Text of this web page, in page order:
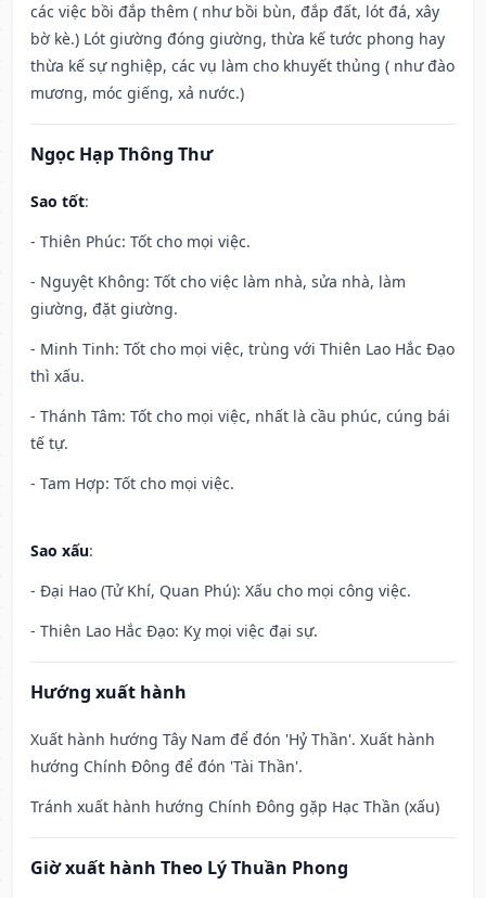
các việc bồi đắp thêm ( như bồi bùn, đắp đất, lót đá, xây
bờ kè.) Lót giường đóng giường, thừa kế tước phong hay
thừa kế sự nghiệp, các vụ làm cho khuyết thủng ( như đào
mương, móc giếng, xả nước.)
Ngọc Hạp Thông Thư
Sao tốt:
- Thiên Phúc: Tốt cho mọi việc.
- Nguyệt Không: Tốt cho việc làm nhà, sửa nhà, làm
giường, đặt giường.
- Minh Tinh: Tốt cho mọi việc, trùng với Thiên Lao Hắc Đạo
thì xấu.
- Thánh Tâm: Tốt cho mọi việc, nhất là cầu phúc, cúng bái
tế tự.
- Tam Hợp: Tốt cho mọi việc.
Sao xấu:
- Đại Hao (Tử Khí, Quan Phú): Xấu cho mọi công việc.
- Thiên Lao Hắc Đạo: Kỵ mọi việc đại sự.
Hướng xuất hành
Xuất hành hướng Tây Nam để đón 'Hỷ Thần'. Xuất hành
hướng Chính Đông để đón 'Tài Thần'.
Tránh xuất hành hướng Chính Đông gặp Hạc Thần (xấu)
Giờ xuất hành Theo Lý Thuần Phong